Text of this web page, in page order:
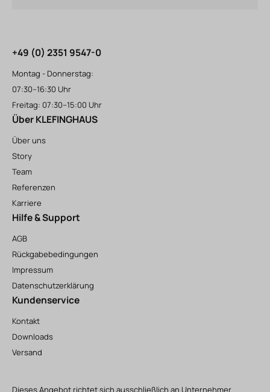
+49 (0) 2351 9547-0
Montag - Donnerstag:
07:30–16:30 Uhr
Freitag: 07:30–15:00 Uhr
Über KLEFINGHAUS
Über uns
Story
Team
Referenzen
Karriere
Hilfe & Support
AGB
Rückgabebedingungen
Impressum
Datenschutzerklärung
Kundenservice
Kontakt
Downloads
Versand
Dieses Angebot richtet sich ausschließlich an Unternehmer